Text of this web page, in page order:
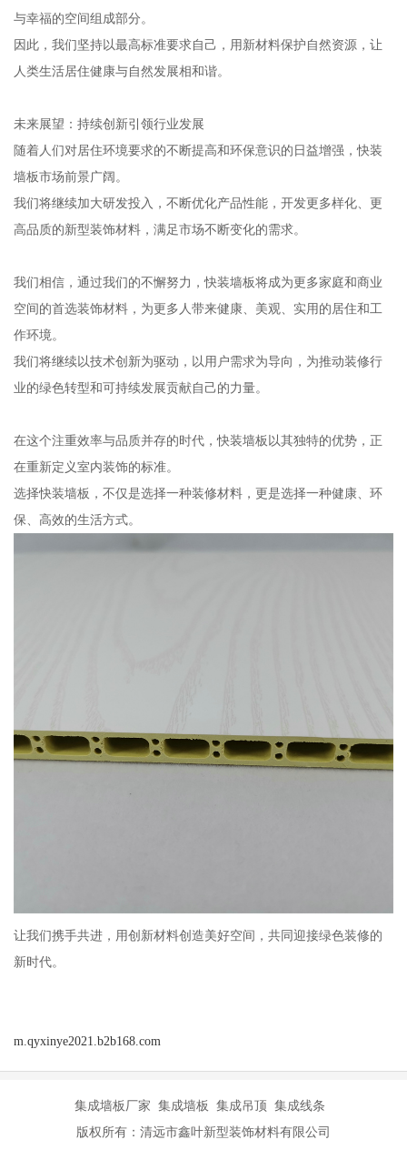
与幸福的空间组成部分。
因此，我们坚持以最高标准要求自己，用新材料保护自然资源，让
人类生活居住健康与自然发展相和谐。
未来展望：持续创新引领行业发展
随着人们对居住环境要求的不断提高和环保意识的日益增强，快装
墙板市场前景广阔。
我们将继续加大研发投入，不断优化产品性能，开发更多样化、更
高品质的新型装饰材料，满足市场不断变化的需求。
我们相信，通过我们的不懈努力，快装墙板将成为更多家庭和商业
空间的首选装饰材料，为更多人带来健康、美观、实用的居住和工
作环境。
我们将继续以技术创新为驱动，以用户需求为导向，为推动装修行
业的绿色转型和可持续发展贡献自己的力量。
在这个注重效率与品质并存的时代，快装墙板以其独特的优势，正
在重新定义室内装饰的标准。
选择快装墙板，不仅是选择一种装修材料，更是选择一种健康、环
保、高效的生活方式。
让我们携手共进，用创新材料创造美好空间，共同迎接绿色装修的
新时代。
m.qyxinye2021.b2b168.com
集成墙板厂家 集成墙板 集成吊顶 集成线条
版权所有：清远市鑫叶新型装饰材料有限公司